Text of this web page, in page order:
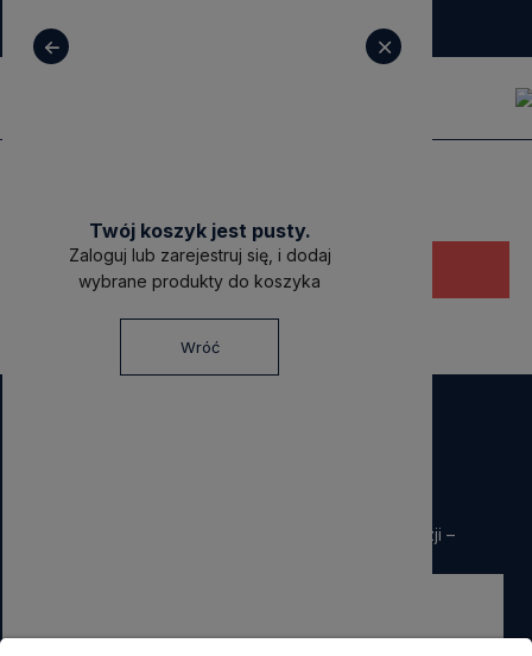
sklep@decoratore.pl
Twój koszyk jest pusty.
Zaloguj lub zarejestruj się, i dodaj
wybrane produkty do koszyka
Wróć
Ten produkt jest niedostępny.
na pierwsze zamówienie. Nie przegap okazji –